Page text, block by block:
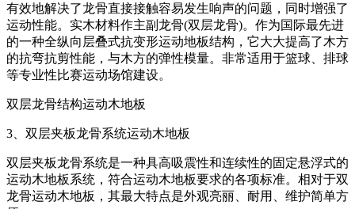
有效地解决了龙骨直接接触容易发生响声的问题，同时增强了
运动性能。实木材料作主副龙骨(双层龙骨)。作为国际最先进
的一种全纵向层叠式抗变形运动地板结构，它大大提高了木方
的抗弯抗剪性能，与木方的弹性模量。非常适用于篮球、排球
等专业性比赛运动场馆建设。
双层龙骨结构运动木地板
3、双层夹板龙骨系统运动木地板
双层夹板龙骨系统是一种具高吸震性和连续性的固定悬浮式的
运动木地板系统，符合运动木地板要求的各项标准。相对于双
龙骨运动木地板，其最大特点是外观亮丽、耐用、维护简单方